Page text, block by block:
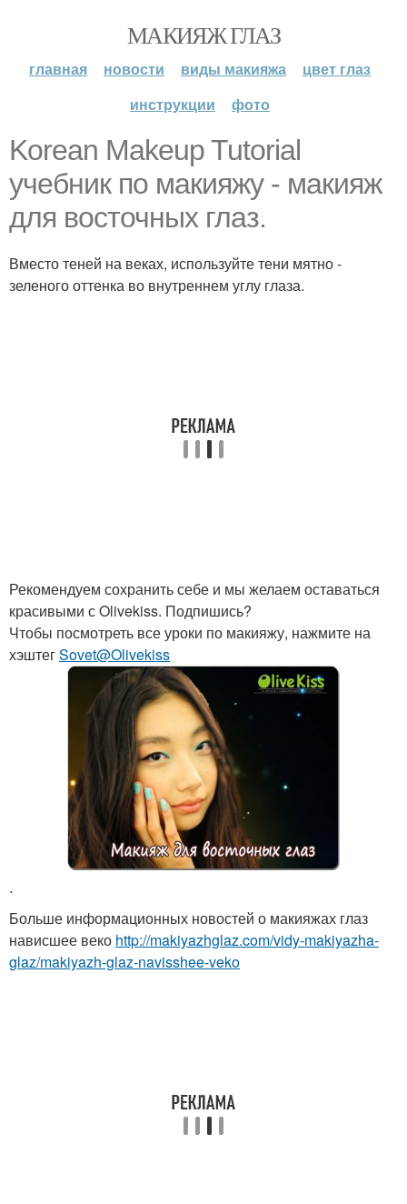
МАКИЯЖ ГЛАЗ
главная новости виды макияжа
цвет глаз
инструкции
фото
Korean Makeup Tutorial
учебник по макияжу - макияж
для восточных глаз.
Вместо теней на веках, используйте тени мятно -
зеленого оттенка во внутреннем углу глаза.
Рекомендуем сохранить себе и мы желаем оставаться
красивыми с Olivekiss. Подпишись?
Чтобы посмотреть все уроки по макияжу, нажмите на
хэштегSovet@Olivekiss
.
Больше информационных новостей о макияжах глаз
нависшее веко http://makiyazhglaz.com/vidy-makiyazha-
glaz/makiyazh-glaz-navisshee-veko